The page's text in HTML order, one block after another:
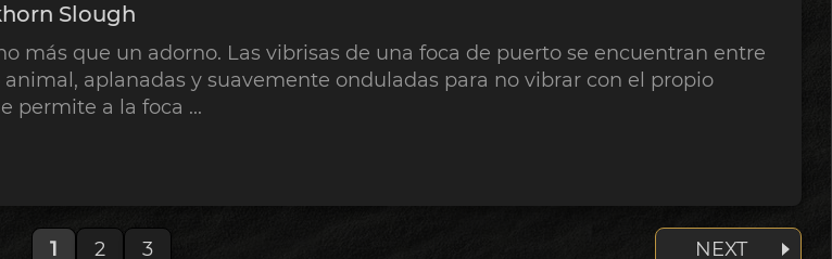
Slough
más que un adorno. Las vibrisas de una foca de puerto se encuentran entre
animal, aplanadas y suavemente onduladas para no vibrar con el propio
permite a la foca ...
1 2 3 NEXT